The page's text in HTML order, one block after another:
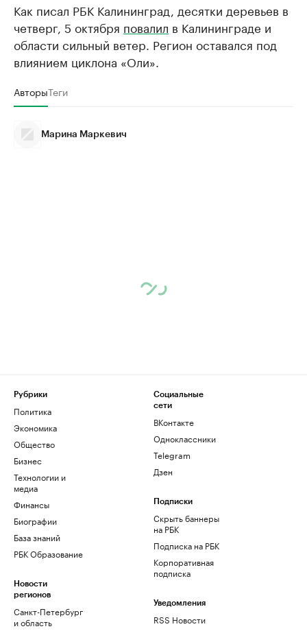
Как писал РБК Калининград, десятки деревьев в
четверг, 5 октября повалил в Калининграде и
области сильный ветер. Регион оставался под
влиянием циклона «Оли».
АвторыТеги
Марина Маркевич
Рубрики
Политика
Экономика
Общество
Бизнес
Технологии и
медиа
Финансы
Биографии
База знаний
РБК Образование
Новости
регионов
Санкт-Петербург
и область
Социальные
сети
ВКонтакте
Одноклассники
Telegram
Дзен
Подписки
Скрыть баннеры
на РБК
Подписка на РБК
Корпоративная
подписка
Уведомления
RSS Новости